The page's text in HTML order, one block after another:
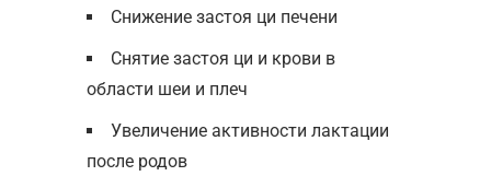
Снижение застоя ци печени
Снятие застоя ци и крови в
области шеи и плеч
Увеличение активности лактации
после родов